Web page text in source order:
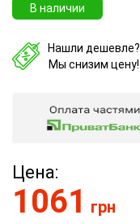
В наличии
Нашли дешевле?
Мы снизим цену!
Цена:
1061 грн